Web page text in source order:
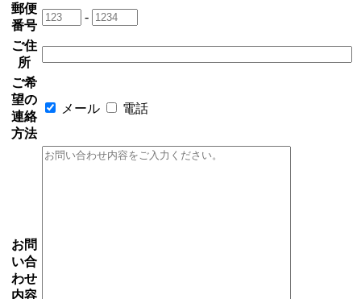
郵便
番号
-
ご住
所
ご希
望の
連絡
方法
メール 電話
お問
い合
わせ
内容